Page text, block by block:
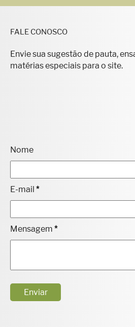
FALE CONOSCO
Envie sua sugestão de pauta,
matérias especiais para o site.
Nome
E-mail *
Mensagem *